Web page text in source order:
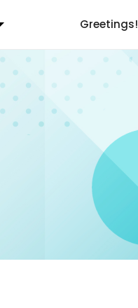
Greetings!